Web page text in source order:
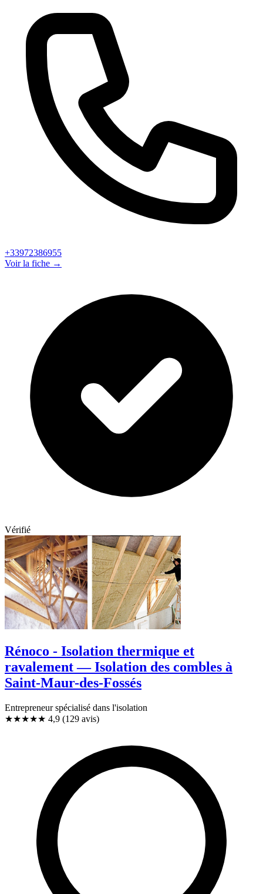
+33972386955
Voir la fiche →
Vérifié
Rénoco - Isolation thermique et
ravalement — Isolation des combles à
Saint-Maur-des-Fossés
Entrepreneur spécialisé dans l'isolation
★★★★★ 4,9 (129 avis)